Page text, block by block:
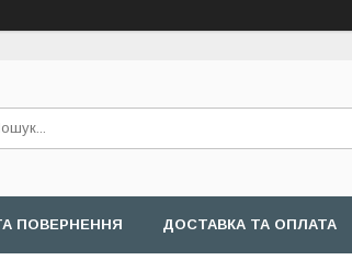
ПОВЕРНЕННЯ ДОСТАВКА ТА ОПЛАТА